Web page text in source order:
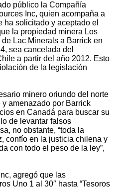
público la Compañía
Inc, quien acompaña a
ha solicitado y aceptado el
la propiedad minera Los
Lac Minerals a Barrick en
sea cancelada del
a partir del año 2012. Esto
de la legislación
minero oriundo del norte
amenazado por Barrick
en Canadá para buscar su
de levantar falsos
no obstante, “toda la
confío en la justicia chilena y
con todo el peso de la ley”,
agregó que las
Uno 1 al 30″ hasta “Tesoros